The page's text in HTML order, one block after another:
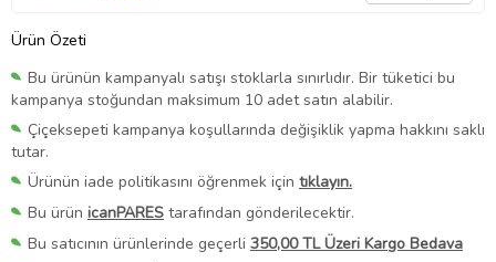
Ürün Özeti
Bu ürünün kampanyalı satışı stoklarla sınırlıdır. Bir tüketici bu
kampanya stoğundan maksimum 10 adet satın alabilir.
Çiçeksepeti kampanya koşullarında değişiklik yapma hakkını saklı
tutar.
Ürünün iade politikasını öğrenmek için tıklayın.
Bu ürün icanPARES tarafından gönderilecektir.
Bu satıcının ürünlerinde geçerli 350,00 TL Üzeri Kargo Bedava